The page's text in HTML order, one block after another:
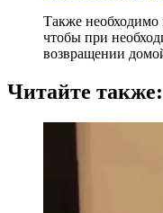
Также необходимо
чтобы при
возвращении
Читайте также: